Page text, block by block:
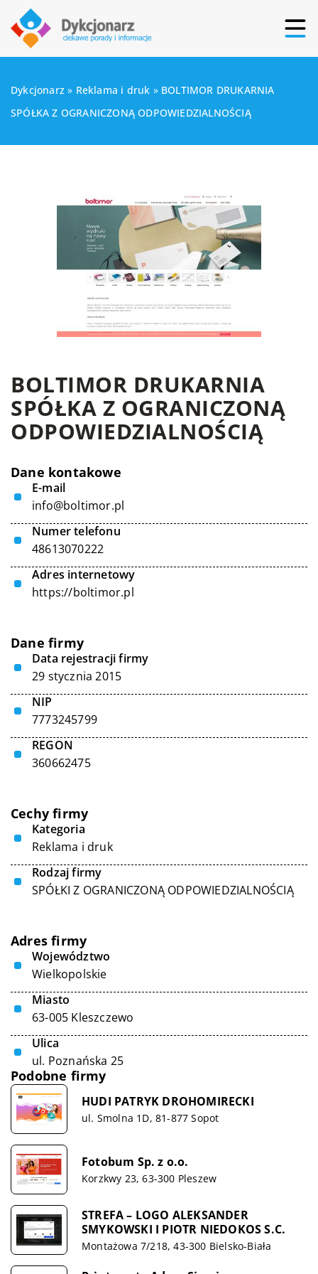
Dykcjonarz » Reklama i druk » BOLTIMOR DRUKARNIA
SPÓŁKA Z OGRANICZONĄ ODPOWIEDZIALNOŚCIĄ
BOLTIMOR DRUKARNIA
SPÓŁKA Z OGRANICZONĄ
ODPOWIEDZIALNOŚCIĄ
Dane kontakowe
E-mail
info@boltimor.pl
Numer telefonu
48613070222
Adres internetowy
https://boltimor.pl
Dane firmy
Data rejestracji firmy
29 stycznia 2015
NIP
7773245799
REGON
360662475
Cechy firmy
Kategoria
Reklama i druk
Rodzaj firmy
SPÓŁKI Z OGRANICZONĄ ODPOWIEDZIALNOŚCIĄ
Adres firmy
Województwo
Wielkopolskie
Miasto
63-005 Kleszczewo
Ulica
ul. Poznańska 25
Podobne firmy
HUDI PATRYK DROHOMIRECKI
ul. Smolna 1D, 81-877 Sopot
Fotobum Sp. z o.o.
Korzkwy 23, 63-300 Pleszew
STREFA – LOGO ALEKSANDER
SMYKOWSKI I PIOTR NIEDOKOS S.C.
Montażowa 7/218, 43-300 Bielsko-Biała